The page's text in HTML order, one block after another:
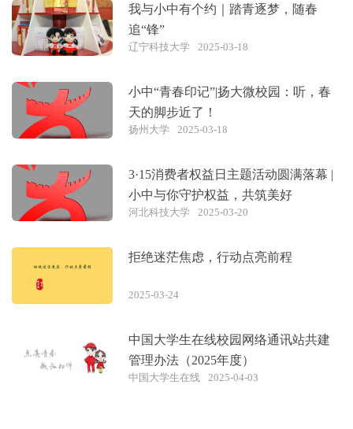
我与小中有个约｜踏青逐梦，随春
追“锋”
辽宁科技大学 2025-03-18
小中“青春印记”|扬大微校园：听，春
天的脚步近了！
扬州大学 2025-03-18
3·15消费者权益日主题活动圆满落幕 |
小中与你守护权益，共筑美好
河北科技大学 2025-03-20
拒绝迷茫焦虑，行动点亮前程
2025-03-24
中国大学生在线校园网络通讯站共建
管理办法（2025年度）
中国大学生在线 2025-04-03